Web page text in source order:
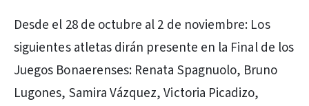
Desde el 28 de octubre al 2 de noviembre: Los
siguientes atletas dirán presente en la Final de los
Juegos Bonaerenses: Renata Spagnuolo, Bruno
Lugones, Samira Vázquez, Victoria Picadizo,